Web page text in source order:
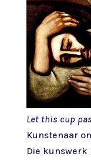
Let this cup
Kunstenaar
Die